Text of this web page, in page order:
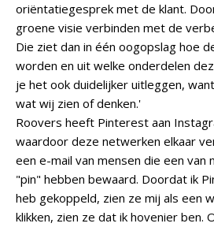
oriëntatiegesprek met de klant.
groene visie verbinden met de
Die ziet dan in één oogopslag hoe
worden en uit welke onderdelen
je het ook duidelijker uitleggen,
wat wij zien of denken.'
Roovers heeft Pinterest aan
waardoor deze netwerken elkaar
een e-mail van mensen die een van
"pin" hebben bewaard. Doordat ik
heb gekoppeld, zien ze mij als een
klikken, zien ze dat ik hovenier ben.